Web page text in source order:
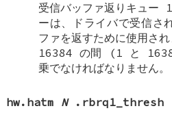
受信バッファ返りキュー
ーは、ドライバで受信さ
ファを返すために使用さ
16384 の間 (1 と
乗でなければなりません。
hw.hatm N
.rbrq1_thresh